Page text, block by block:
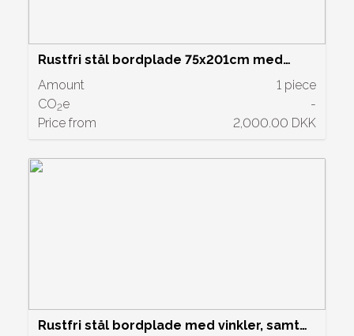
Rustfri stål bordplade 75x201cm med
dobbelt håndvask og blandingsbatteri
Amount
1 piece
CO2e
-
Price from
2,000.00 DKK
Rustfri stål bordplade med vinkler, samt